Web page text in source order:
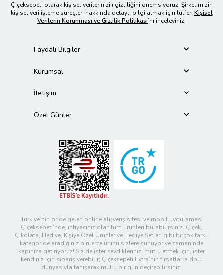
Çiçeksepeti olarak kişisel verilerinizin gizliliğini önemsiyoruz. Şirketimizin
kişisel veri işleme süreçleri hakkında detaylı bilgi almak için lütfen Kişisel
Verilerin Korunması ve Gizlilik Politikası’nı inceleyiniz.
Faydalı Bilgiler
Kurumsal
İletişim
Özel Günler
Türkiye’nin önde gelen online alışveriş sitesi ve mobil uygulaması
Çiçeksepeti’nde, ihtiyacınız olan tüm ürünleri bulabilirsiniz. Çiçek,
Çikolata, Hediye, Kişiye Özel Ürünler ve Hediye Setleri gibi birçok farklı
kategoride aradığınız binlerce ürünü sizlere sunuyor ve zamanında
kapınıza getiriyoruz! Siz de ister sevdiklerinizi mutlu etmek için, ister
kendiniz için sipariş verebilir; Çiçeksepeti Extra’nın fırsatlarla dolu
dünyasıyla tanışarak mutlu bir gün geçirebilirsiniz.